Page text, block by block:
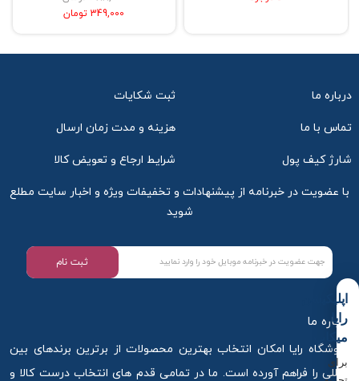
349,000 تومان
درباره ما ثبت شکایات
تماس با ما هزینه و مدت زمان ارسال
شارژ کیف پول شرایط ارجاع و تعویض کالا
با عضویت در خبرنامه از پیشنهادات و تخفیفات ویژه و اخبار سایت مطلع
شوید
ثبت نام
درباره ما
فروشگاه رایا امکان انتخاب بهترین محصولات از برترین برندهای بین
المللی را فراهم آورده است. ما در تمامی قدم های انتخاب درست کالا و
اپلیکیشن
رایا
میکاپ
برای